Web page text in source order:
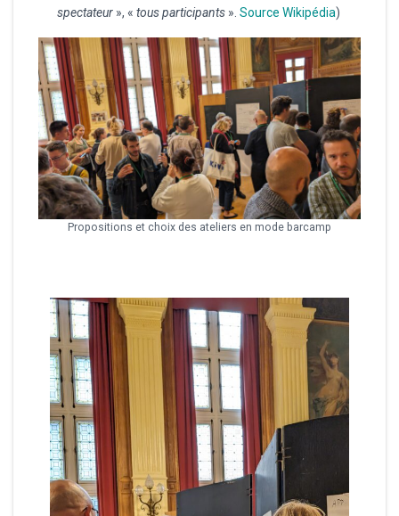
spectateur», « tous participants». Source Wikipédia)
Propositions et choix des ateliers en mode barcamp